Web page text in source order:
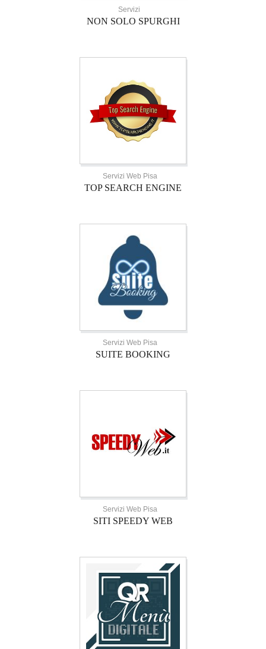
Servizi
NON SOLO SPURGHI
Servizi Web Pisa
TOP SEARCH ENGINE
Servizi Web Pisa
SUITE BOOKING
Servizi Web Pisa
SITI SPEEDY WEB